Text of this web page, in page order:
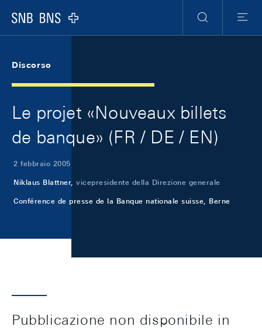
Logo
Ricerca
Menu
Discorso
Le projet «Nouveaux billets
de banque» (FR / DE / EN)
2 febbraio 2005
Niklaus Blattner, vicepresidente della Direzione generale
Conférence de presse de la Banque nationale suisse, Berne
Pubblicazione non disponibile in